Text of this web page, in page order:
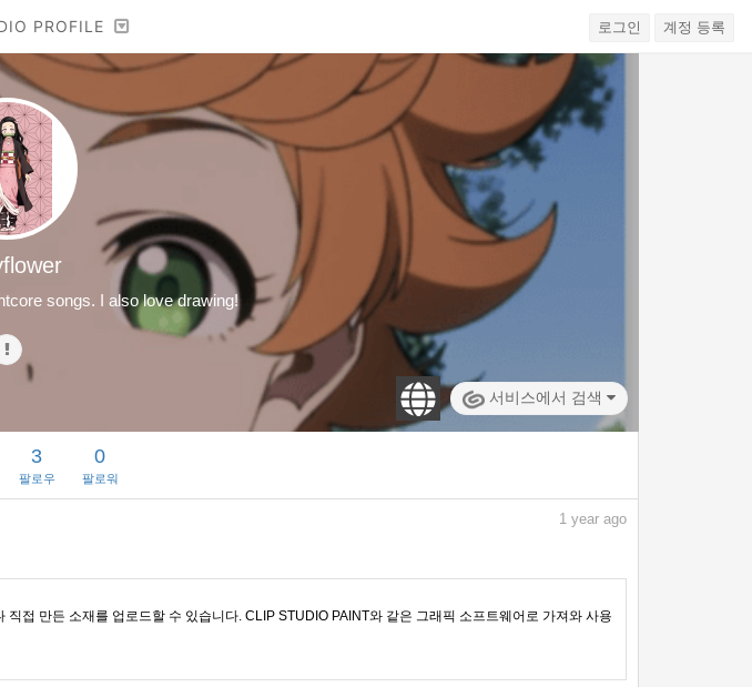
PROFILE 로그인 계정 등록
songs. I also love drawing!
서비스에서 검색
3
팔로우
0
팔로워
1 year ago
접 만든 소재를 업로드할 수 있습니다. CLIP STUDIO PAINT와 같은 그래픽 소프트웨어로 가져와 사용